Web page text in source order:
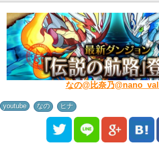
なの@比奈乃@nano_val_
youtube なの ヒナ